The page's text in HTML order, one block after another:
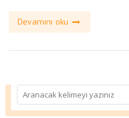
Devamını oku